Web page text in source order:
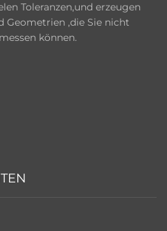
Toleranzen,und erzeugen
Geometrien ,die Sie nicht
können.